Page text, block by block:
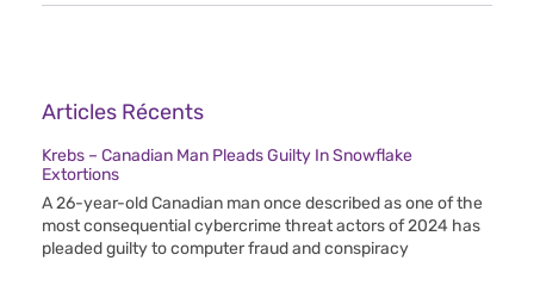
Articles Récents
Krebs – Canadian Man Pleads Guilty In Snowflake
Extortions
A 26-year-old Canadian man once described as one of the
most consequential cybercrime threat actors of 2024 has
pleaded guilty to computer fraud and conspiracy